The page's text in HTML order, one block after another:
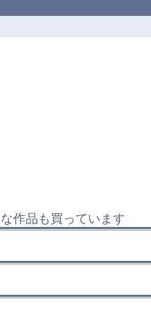
作品も買っています